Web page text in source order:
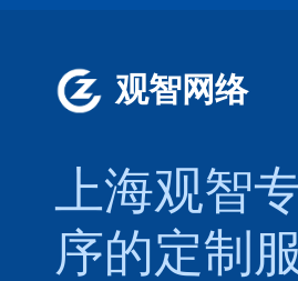
观智网络
上海观智
序的定制